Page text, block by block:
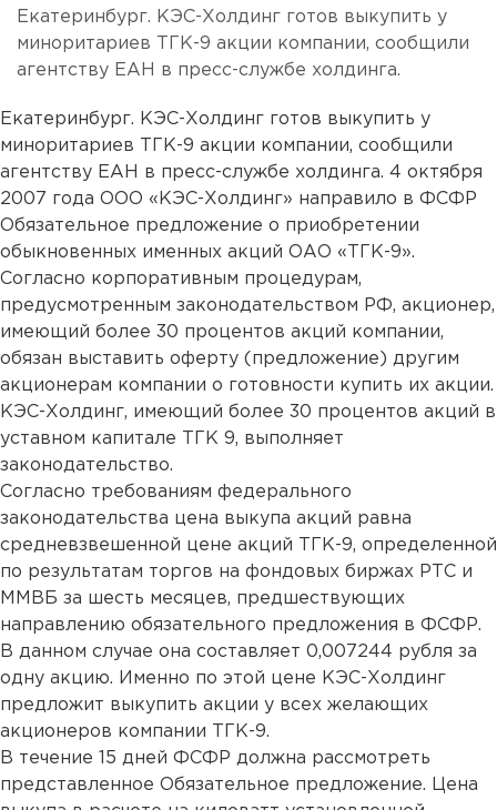
Екатеринбург. КЭС-Холдинг готов выкупить у
миноритариев ТГК-9 акции компании, сообщили
агентству ЕАН в пресс-службе холдинга.
Екатеринбург. КЭС-Холдинг готов выкупить у
миноритариев ТГК-9 акции компании, сообщили
агентству ЕАН в пресс-службе холдинга. 4 октября
2007 года ООО «КЭС-Холдинг» направило в ФСФР
Обязательное предложение о приобретении
обыкновенных именных акций ОАО «ТГК-9».
Согласно корпоративным процедурам,
предусмотренным законодательством РФ, акционер,
имеющий более 30 процентов акций компании,
обязан выставить оферту (предложение) другим
акционерам компании о готовности купить их акции.
КЭС-Холдинг, имеющий более 30 процентов акций в
уставном капитале ТГК 9, выполняет
законодательство.
Согласно требованиям федерального
законодательства цена выкупа акций равна
средневзвешенной цене акций ТГК-9, определенной
по результатам торгов на фондовых биржах РТС и
ММВБ за шесть месяцев, предшествующих
направлению обязательного предложения в ФСФР.
В данном случае она составляет 0,007244 рубля за
одну акцию. Именно по этой цене КЭС-Холдинг
предложит выкупить акции у всех желающих
акционеров компании ТГК-9.
В течение 15 дней ФСФР должна рассмотреть
представленное Обязательное предложение. Цена